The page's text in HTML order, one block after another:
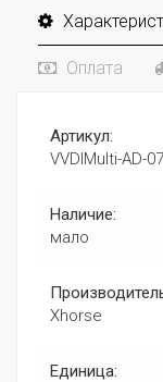
Оплата
Артикул:
VVDIMulti-AD-07
Наличие:
мало
Xhorse
Единица: